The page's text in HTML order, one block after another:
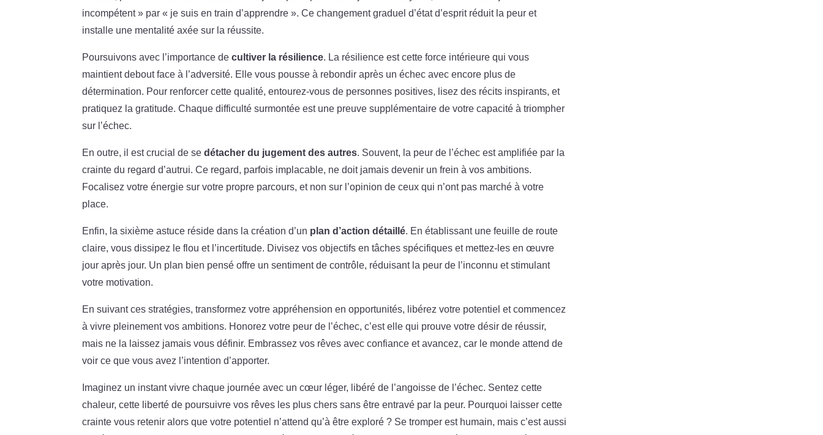
incompétent » par « je suis en train d’apprendre ». Ce changement graduel d’état d’esprit réduit la peur et
installe une mentalité axée sur la réussite.
Poursuivons avec l’importance decultiver la résilience. La résilience est cette force intérieure qui vous
maintient debout face à l’adversité. Elle vous pousse à rebondir après un échec avec encore plus de
détermination. Pour renforcer cette qualité, entourez-vous de personnes positives, lisez des récits inspirants, et
pratiquez la gratitude. Chaque difficulté surmontée est une preuve supplémentaire de votre capacité à triompher
sur l’échec.
En outre, il est crucial de sedétacher du jugement des autres. Souvent, la peur de l’échec est amplifiée par la
crainte du regard d’autrui. Ce regard, parfois implacable, ne doit jamais devenir un frein à vos ambitions.
Focalisez votre énergie sur votre propre parcours, et non sur l’opinion de ceux qui n’ont pas marché à votre
place.
Enfin, la sixième astuce réside dans la création d’un plan d’action détaillé. En établissant une feuille de route
claire, vous dissipez le flou et l’incertitude. Divisez vos objectifs en tâches spécifiques et mettez-les en œuvre
jour après jour. Un plan bien pensé offre un sentiment de contrôle, réduisant la peur de l’inconnu et stimulant
votre motivation.
En suivant ces stratégies, transformez votre appréhension en opportunités, libérez votre potentiel et commencez
à vivre pleinement vos ambitions. Honorez votre peur de l’échec, c’est elle qui prouve votre désir de réussir,
mais ne la laissez jamais vous définir. Embrassez vos rêves avec confiance et avancez, car le monde attend de
voir ce que vous avez l’intention d’apporter.
Imaginez un instant vivre chaque journée avec un cœur léger, libéré de l’angoisse de l’échec. Sentez cette
chaleur, cette liberté de poursuivre vos rêves les plus chers sans être entravé par la peur. Pourquoi laisser cette
crainte vous retenir alors que votre potentiel n’attend qu’à être exploré ? Se tromper est humain, mais c’est aussi